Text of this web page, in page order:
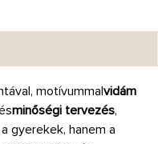
motívummalvidám
minőségi tervezés,
gyerekek, hanem a